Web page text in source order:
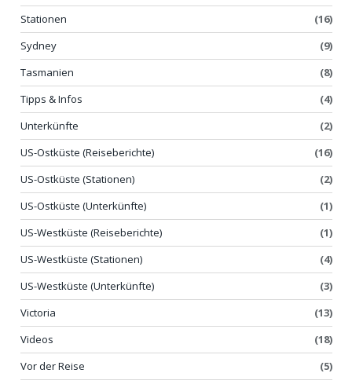
Stationen
(16)
Sydney
(9)
Tasmanien
(8)
Tipps & Infos
(4)
Unterkünfte
(2)
US-Ostküste (Reiseberichte)
(16)
US-Ostküste (Stationen)
(2)
US-Ostküste (Unterkünfte)
(1)
US-Westküste (Reiseberichte)
(1)
US-Westküste (Stationen)
(4)
US-Westküste (Unterkünfte)
(3)
Victoria
(13)
Videos
(18)
Vor der Reise
(5)